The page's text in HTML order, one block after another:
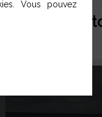
Vous pouvez
vos